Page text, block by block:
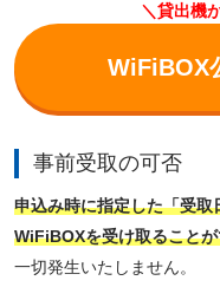
＼貸出機
WiFiBOX
事前受取の可否
申込み時に指定した「受
WiFiBOXを受け取ること
一切発生いたしません。